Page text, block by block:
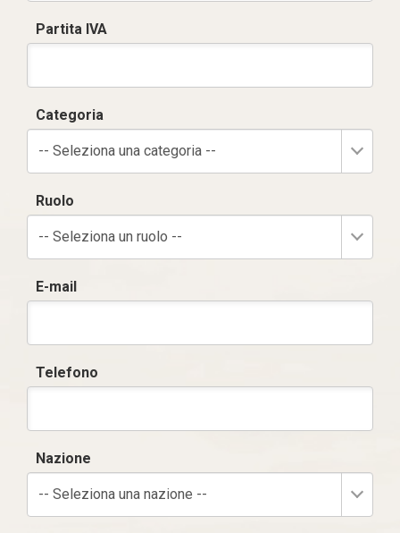
Partita IVA
Categoria
-- Seleziona una categoria --
Ruolo
-- Seleziona un ruolo --
E-mail
Telefono
Nazione
-- Seleziona una nazione --